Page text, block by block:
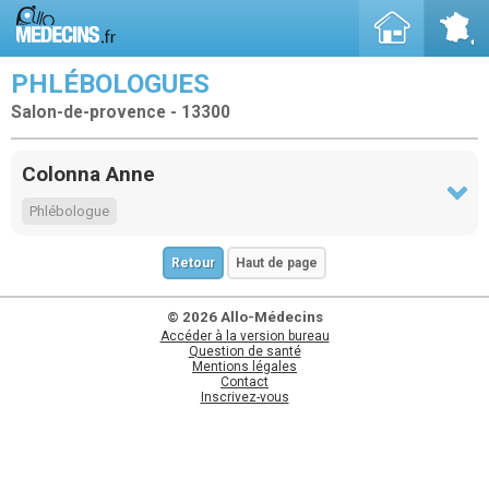
PHLÉBOLOGUES
Salon-de-provence - 13300
Colonna Anne
Phlébologue
Retour Haut de page
© 2026 Allo-Médecins
Accéder à la version bureau
Question de santé
Mentions légales
Contact
Inscrivez-vous